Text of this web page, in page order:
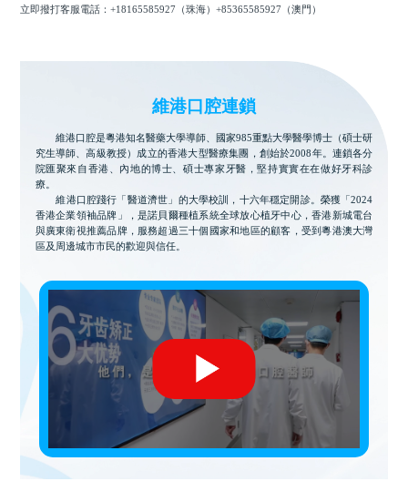
立即撥打客服電話：+18165585927（珠海）+85365585927（澳門）
維港口腔連鎖
維港口腔是粵港知名醫藥大學導師、國家985重點大學醫學博士（碩士研
究生導師、高級教授）成立的香港大型醫療集團，創始於2008年。連鎖各分
院匯聚來自香港、內地的博士、碩士專家牙醫，堅持實實在在做好牙科診
療。
維港口腔踐行「醫道濟世」的大學校訓，十六年穩定開診。榮獲「2024
香港企業領袖品牌」，是諾貝爾種植系統全球放心植牙中心，香港新城電台
與廣東衛視推薦品牌，服務超過三十個國家和地區的顧客，受到粵港澳大灣
區及周邊城市市民的歡迎與信任。